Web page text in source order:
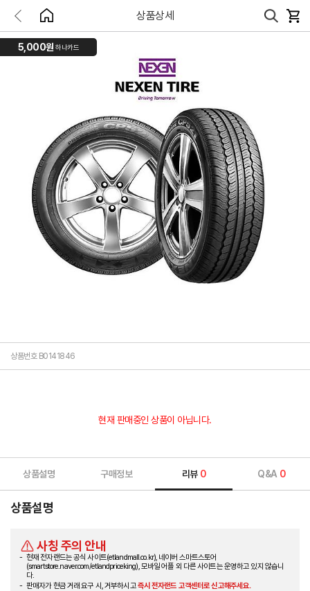
상품상세
5,000원 하나카드
상품번호 B0141846
현재 판매중인 상품이 아닙니다.
상품설명 구매정보 리뷰 0 Q&A 0
상품설명
사칭 주의 안내
현재 전자랜드는 공식 사이트(etlandmall.co.kr), 네이버 스마트스토어
(smartstore.naver.com/etlandpriceking), 모바일 어플 외 다른 사이트는 운영하고 있지 않습니
다.
판매자가 현금 거래 요구 시, 거부하시고즉시 전자랜드 고객센터로 신고해주세요.